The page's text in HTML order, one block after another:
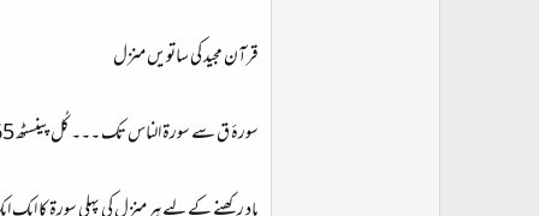
قرآن مجید کی ساتویں منزل
سورۂ ق سے سورۃ الناس تک ۔۔۔ کُل پینسٹھ 65 سورتیں